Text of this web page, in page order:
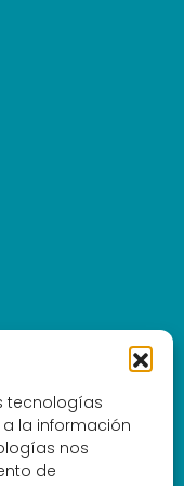
tecnologías
la información
nos
de